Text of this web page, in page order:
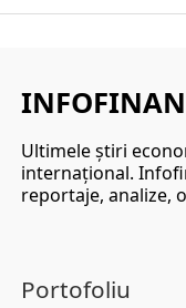
Ultimele ştiri
internaţional.
reportaje, analize,
Portofoliu